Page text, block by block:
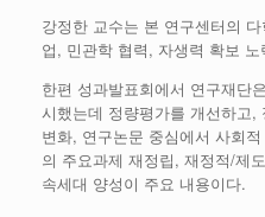
강정한 교수는 본 연구센터의
업, 민관학 협력, 자생력 확보
한편 성과발표회에서 연구재단
시했는데 정량평가를 개선하고,
변화, 연구논문 중심에서 사회
의 주요과제 재정립, 재정적/제
속세대 양성이 주요 내용이다.